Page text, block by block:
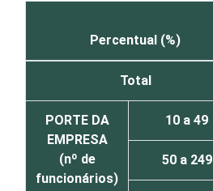
Percentual (%)
Total
PORTE DA
EMPRESA
(nº de
funcionários)
10 a 49
50 a 249